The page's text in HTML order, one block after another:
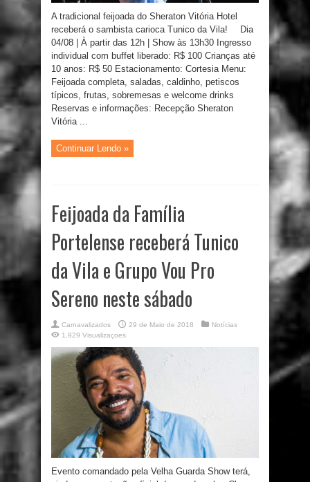
A tradicional feijoada do Sheraton Vitória Hotel
receberá o sambista carioca Tunico da Vila! ⠀ Dia
04/08 | À partir das 12h | Show às 13h30 Ingresso
individual com buffet liberado: R$ 100 Crianças até
10 anos: R$ 50 Estacionamento: Cortesia Menu:
Feijoada completa, saladas, caldinho, petiscos
típicos, frutas, sobremesas e welcome drinks ⠀
Reservas e informações: Recepção Sheraton
Vitória ...
Continuar Lendo »
Feijoada da Família
Portelense receberá Tunico
da Vila e Grupo Vou Pro
Sereno neste sábado
Carnavalizados 29 de Maio de 2018
Notícias
1,929 Visualizaçoes
Evento comandado pela Velha Guarda Show terá,